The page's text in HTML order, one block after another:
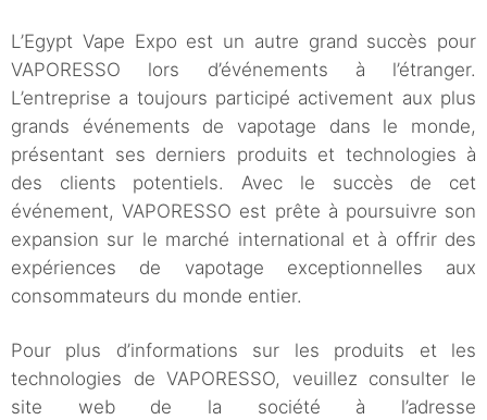
L’Egypt Vape Expo est un autre grand succès pour
VAPORESSO lors d’événements à l’étranger.
L’entreprise a toujours participé activement aux plus
grands événements de vapotage dans le monde,
présentant ses derniers produits et technologies à
des clients potentiels. Avec le succès de cet
événement, VAPORESSO est prête à poursuivre son
expansion sur le marché international et à offrir des
expériences de vapotage exceptionnelles aux
consommateurs du monde entier.
Pour plus d’informations sur les produits et les
technologies de VAPORESSO, veuillez consulter le
site web de la société à l’adresse